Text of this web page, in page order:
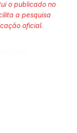
o publicado no
a pesquisa
oficial.